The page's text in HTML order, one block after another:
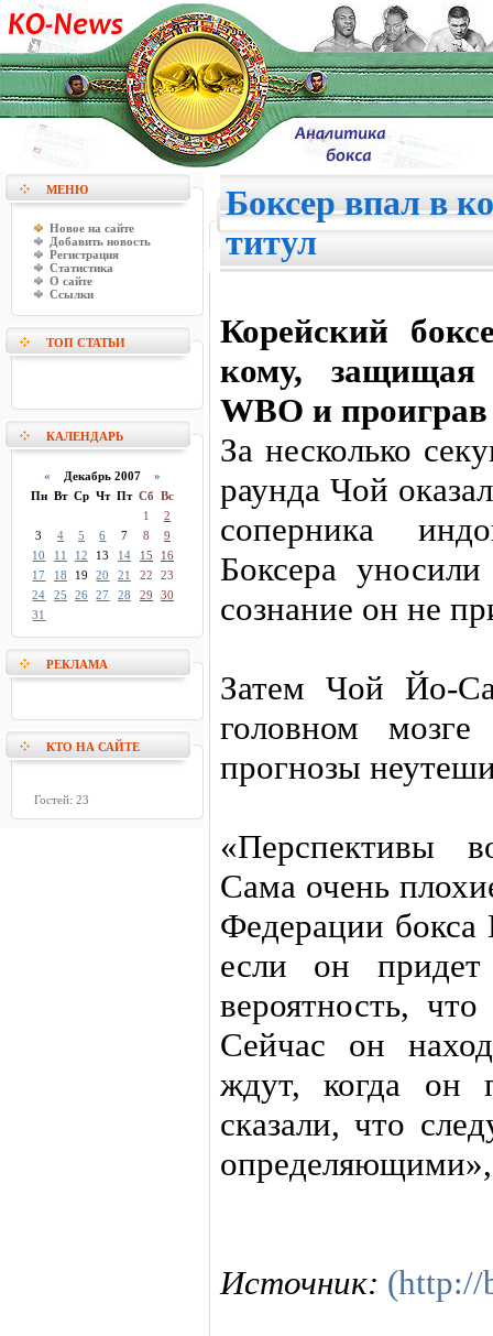
МЕНЮ
Новое на сайте
Добавить новость
Регистрация
Статистика
О сайте
Ссылки
ТОП СТАТЬИ
КАЛЕНДАРЬ
« Декабрь 2007 »
Пн Вт Ср Чт Пт Сб Вс
1
2
3
4 5 6 7 8
9
10
11 12 13 14 15
16
17
18 19 20 21 22
23
24
25 26 27 28 29
30
31
РЕКЛАМА
КТО НА САЙТЕ
Гостей: 23
Боксер впал в
титул
Корейский
кому, защищая
WBO и
За несколько
раунда Чой
соперника
Боксера
сознание он не
Затем Чой Йо-
головном
прогнозы
«Перспективы
Сама очень
Федерации
если он
вероятность,
Сейчас он
ждут, когда он
сказали, что
Источник: (http://